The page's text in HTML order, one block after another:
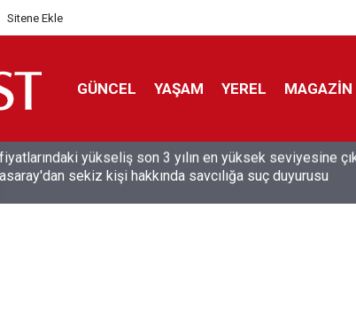
Sitene Ekle
GÜNCEL YAŞAM YEREL MAGAZİN
sekiz kişi hakkında savcılığa suç duyurusu